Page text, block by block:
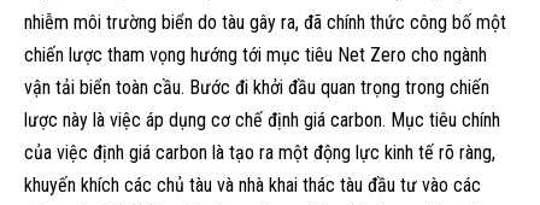
nhiễm môi trường biển do tàu gây ra, đã chính thức công bố một
chiến lược tham vọng hướng tới mục tiêu Net Zero cho ngành
vận tải biển toàn cầu. Bước đi khởi đầu quan trọng trong chiến
lược này là việc áp dụng cơ chế định giá carbon. Mục tiêu chính
của việc định giá carbon là tạo ra một động lực kinh tế rõ ràng,
khuyến khích các chủ tàu và nhà khai thác tàu đầu tư vào các